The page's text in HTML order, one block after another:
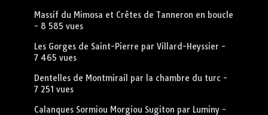
Massif du Mimosa et Crêtes de Tanneron en boucle
- 8 585 vues
Les Gorges de Saint-Pierre par Villard-Heyssier -
7 465 vues
Dentelles de Montmirail par la chambre du turc -
7 251 vues
Calanques Sormiou Morgiou Sugiton par Luminy-